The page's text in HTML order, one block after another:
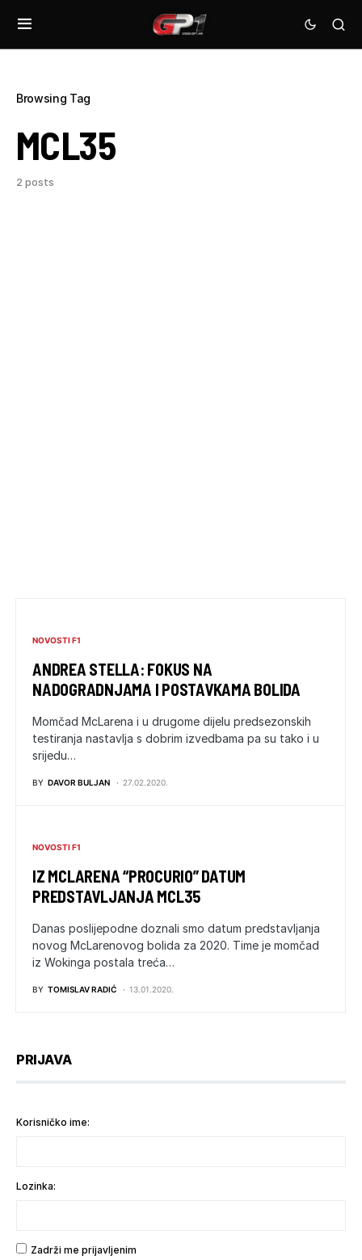
Browsing Tag
MCL35
2 posts
NOVOSTI F1
ANDREA STELLA: FOKUS NA
NADOGRADNJAMA I POSTAVKAMA BOLIDA
Momčad McLarena i u drugome dijelu predsezonskih
testiranja nastavlja s dobrim izvedbama pa su tako i u
srijedu…
BY DAVOR BULJAN 27.02.2020.
NOVOSTI F1
IZ MCLARENA “PROCURIO” DATUM
PREDSTAVLJANJA MCL35
Danas poslijepodne doznali smo datum predstavljanja
novog McLarenovog bolida za 2020. Time je momčad
iz Wokinga postala treća…
BY TOMISLAV RADIĆ 13.01.2020.
PRIJAVA
Korisničko ime:
Lozinka:
Zadrži me prijavljenim